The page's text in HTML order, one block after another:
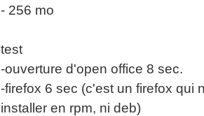
- 256 mo
test
-ouverture d'open office 8 sec.
-firefox 6 sec (c'est un firefox qui
installer en rpm, ni deb)